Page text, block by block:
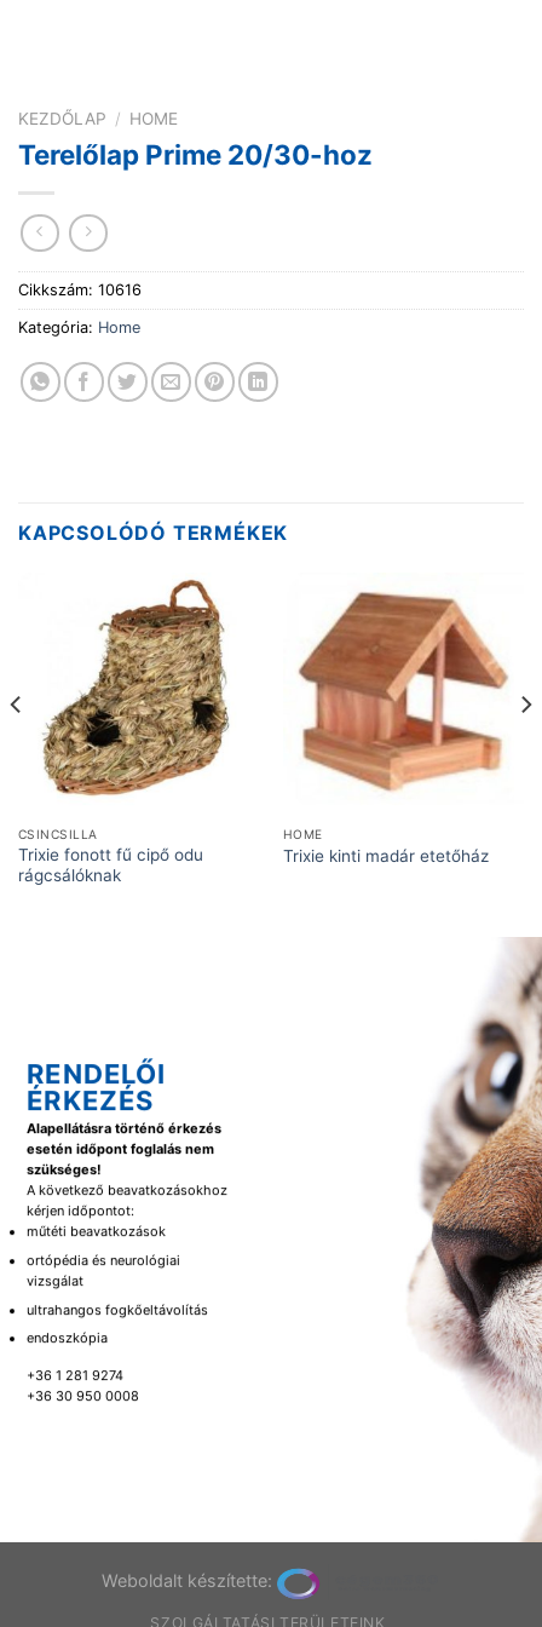
KEZDŐLAP / HOME
Terelőlap Prime 20/30-hoz
Cikkszám: 10616
Kategória: Home
KAPCSOLÓDÓ TERMÉKEK
CSINCSILLA
Trixie fonott fű cipő odu
rágcsálóknak
HOME
Trixie kinti madár etetőház
RENDELŐI
ÉRKEZÉS
Alapellátásra történő érkezés
esetén időpont foglalás nem
szükséges!
A következő beavatkozásokhoz
kérjen időpontot:
műtéti beavatkozások
ortópédia és neurológiai
vizsgálat
ultrahangos fogkőeltávolítás
endoszkópia
+36 1 281 9274
+36 30 950 0008
Weboldalt készítette:
SZOLGÁLTATÁSI TERÜLETEINK